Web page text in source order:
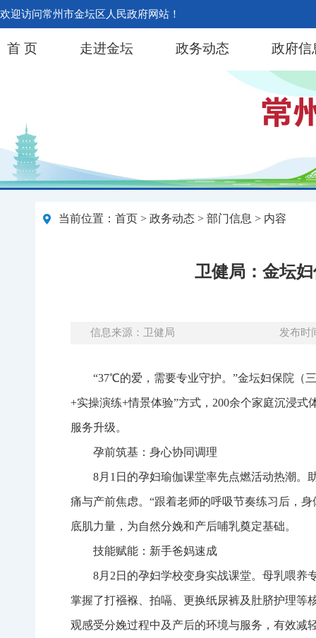
欢迎访问常州市金坛区人民政府网站！
首 页 走进金坛 政务动态 政府信
当前位置： 首页 > 政务动态 > 部门信息 > 内容
卫健局：金坛
信息来源：卫健局 发布时
“37℃的爱，需要专业守护。”金坛妇保院（
+实操演练+情景体验”方式，200余个家庭沉浸式
服务升级。
孕前筑基：身心协同调理
8月1日的孕妇瑜伽课堂率先点燃活动热潮。
痛与产前焦虑。“跟着老师的呼吸节奏练习后，
底肌力量，为自然分娩和产后哺乳奠定基础。
技能赋能：新手爸妈速成
8月2日的孕妇学校变身实战课堂。母乳喂养
掌握了打襁褓、拍嗝、更换纸尿裤及肚脐护理等
观感受分娩过程中及产后的环境与服务，有效减